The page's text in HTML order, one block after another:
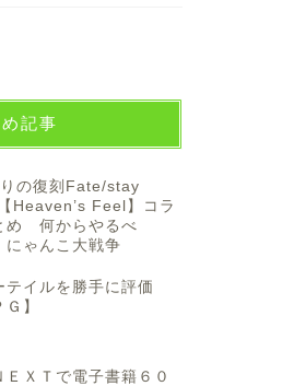
記事
の復刻Fate/stay
Heaven’s Feel】コラ
め 何からやるべ
ゃんこ大戦争
テイルを勝手に評価
Ｇ】
ＥＸＴで電子書籍６０